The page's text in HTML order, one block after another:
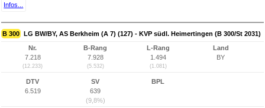
Infos...
B 300 LG BW/BY, AS Berkheim (A 7) (127) - KVP südl. Heimertingen (B 300/St 2031)
Nr.
7.218
(12.233)
B-Rang
7.928
(5.532)
L-Rang
1.494
(1.081)
Land
BY
DTV
6.519
SV
639
(9,8%)
BPL